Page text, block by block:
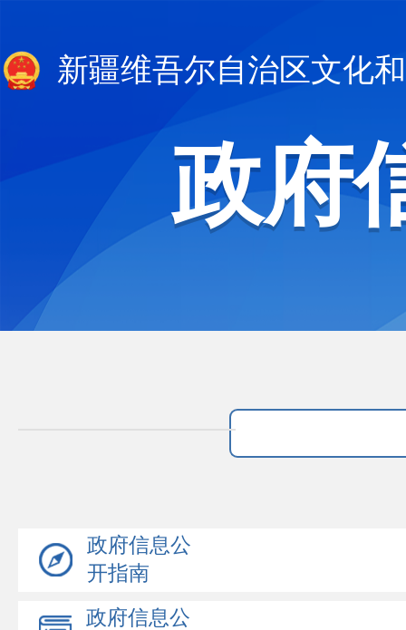
新疆维吾尔自治区文化
政府
政府信息公
开指南
政府信息公